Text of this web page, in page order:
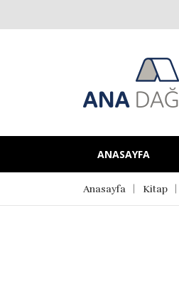
ANASAYFA
Anasayfa Kitap